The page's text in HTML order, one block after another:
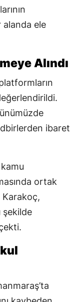
alanda ele
Alındı
ibaret
ortak
Karakoç,
şekilde